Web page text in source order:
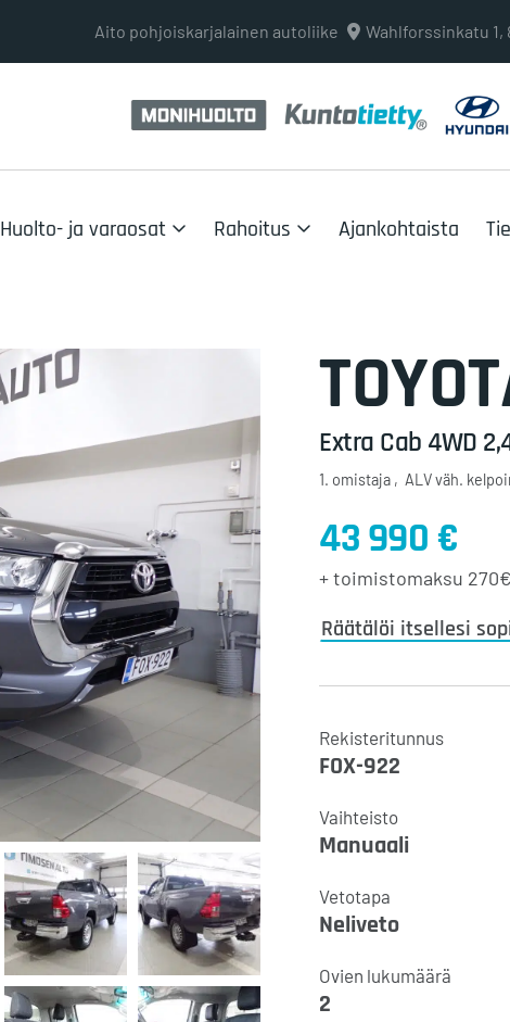
Aito pohjoiskarjalainen autoliike Wahlforssinkatu 1,
Huolto- ja varaosat Rahoitus Ajankohtaista
Extra Cab 4WD
1. omistaja ALV väh.
43 990 €
+ toimistomaksu 270€
Räätälöi itsellesi
Rekisteritunnus
FOX-922
Vaihteisto
Manuaali
Vetotapa
Neliveto
Ovien lukumäärä
2